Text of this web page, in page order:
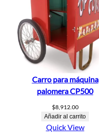
Carro para máquina
palomera CP500
$8,912.00
Añadir al carrito
Quick View